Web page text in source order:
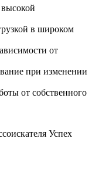
в широком
от
при изменении
от собственного
Успех